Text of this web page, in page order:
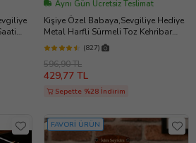
Aynı Gün Ücretsiz Teslimat
Kişiye Özel Babaya,Sevgiliye Hediye
Metal Harfli Sürmeli Toz Kehribar
Tesbih [ 5 Renk ] (Turkuaz)
(827)
596,90 TL
429,77 TL
Sepette %28 İndirim
FAVORİ ÜRÜN